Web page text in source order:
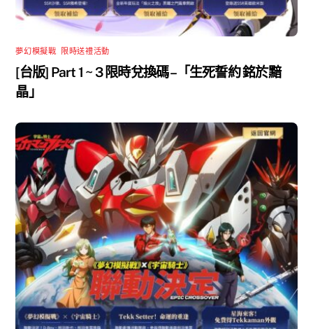
夢幻模擬戰 限時送禮活動
[台版] Part 1 ~ 3 限時兌換碼 –「生死誓約 銘於黯
晶」